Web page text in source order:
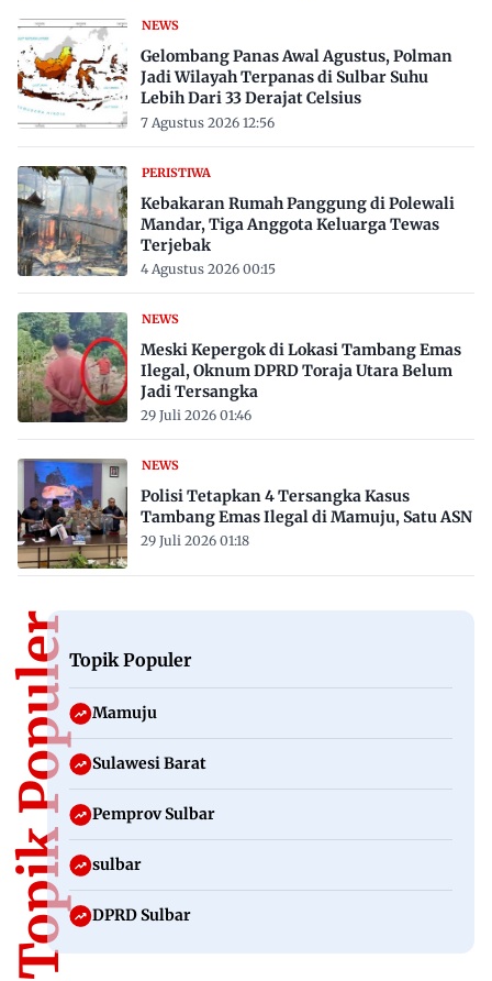
NEWS
Gelombang Panas Awal Agustus, Polman
Jadi Wilayah Terpanas di Sulbar Suhu
Lebih Dari 33 Derajat Celsius
7 Agustus 2026 12:56
PERISTIWA
Kebakaran Rumah Panggung di Polewali
Mandar, Tiga Anggota Keluarga Tewas
Terjebak
4 Agustus 2026 00:15
NEWS
Meski Kepergok di Lokasi Tambang Emas
Ilegal, Oknum DPRD Toraja Utara Belum
Jadi Tersangka
29 Juli 2026 01:46
NEWS
Polisi Tetapkan 4 Tersangka Kasus
Tambang Emas Ilegal di Mamuju, Satu ASN
29 Juli 2026 01:18
Topik PopulerTopik Populer
Mamuju
Sulawesi Barat
Pemprov Sulbar
sulbar
DPRD Sulbar